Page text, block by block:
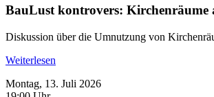
BauLust kontrovers: Kirchenräume
Diskussion über die Umnutzung von
Weiterlesen
Montag, 13. Juli 2026